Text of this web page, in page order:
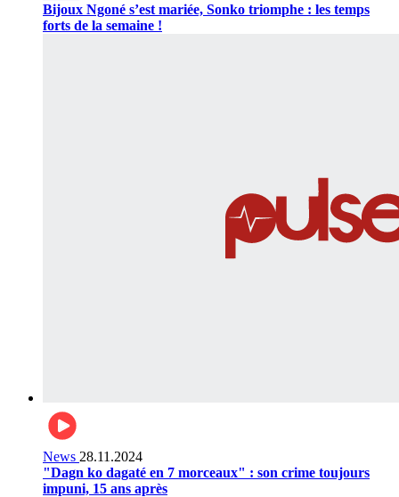
Bijoux Ngoné s’est mariée, Sonko triomphe : les temps
forts de la semaine !
News 28.11.2024
"Dagn ko dagaté en 7 morceaux" : son crime toujours
impuni, 15 ans après